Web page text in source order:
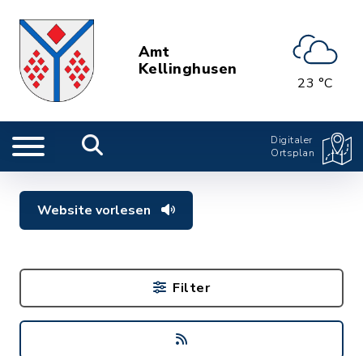
Amt
Kellinghusen
23 °C
Digitaler
Ortsplan
Website vorlesen
Filter